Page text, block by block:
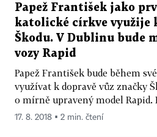
Papež František jako
katolické církve využije
Škodu. V Dublinu bude
vozy Rapid
Papež František bude během
využívat k dopravě vůz značky
o mírně upravený model Rapid.
17. 8. 2018 ▪ 2 min. čtení